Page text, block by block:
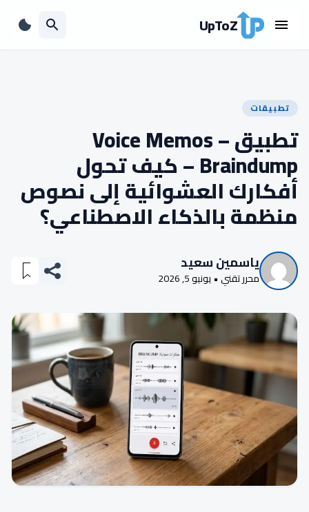
UpToZ
تطبيقات
تطبيق Voice Memos –
Braindump – كيف تحول
أفكارك العشوائية إلى نصوص
منظمة بالذكاء الاصطناعي؟
ياسمين سعيد
محرر تقني • يونيو 5, 2026